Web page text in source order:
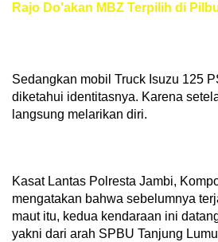
Rajo Do'akan MBZ Terpilih di
Sedangkan mobil Truck Isuzu 125
diketahui identitasnya. Karena
langsung melarikan diri.
Kasat Lantas Polresta Jambi,
mengatakan bahwa sebelumnya
maut itu, kedua kendaraan ini
yakni dari arah SPBU Tanjung